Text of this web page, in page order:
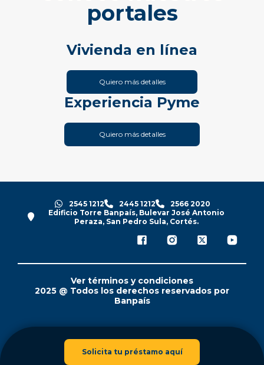
Solicita tu préstamo aquí
portales
Vivienda en línea
Quiero más detalles
Experiencia Pyme
Quiero más detalles
2545 1212 2445 1212
2566 2020
Edificio Torre Banpaís, Bulevar José Antonio
Peraza, San Pedro Sula, Cortés.
Ver términos y condiciones
2025 @ Todos los derechos reservados por
Banpaís